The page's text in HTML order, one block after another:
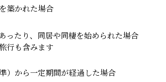
築かれた場合
ったり、同居や同棲を始められた場合
行も含みます
）から一定期間が経過した場合